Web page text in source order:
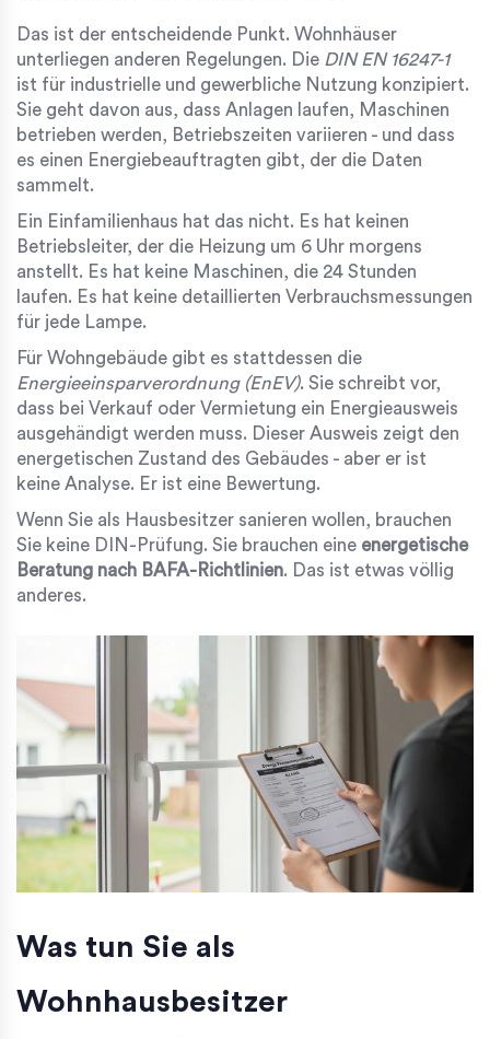
Das ist der entscheidende Punkt. Wohnhäuser
unterliegen anderen Regelungen. Die DIN EN 16247-1
ist für industrielle und gewerbliche Nutzung konzipiert.
Sie geht davon aus, dass Anlagen laufen, Maschinen
betrieben werden, Betriebszeiten variieren - und dass
es einen Energiebeauftragten gibt, der die Daten
sammelt.
Ein Einfamilienhaus hat das nicht. Es hat keinen
Betriebsleiter, der die Heizung um 6 Uhr morgens
anstellt. Es hat keine Maschinen, die 24 Stunden
laufen. Es hat keine detaillierten Verbrauchsmessungen
für jede Lampe.
Für Wohngebäude gibt es stattdessen die
Energieeinsparverordnung (EnEV). Sie schreibt vor,
dass bei Verkauf oder Vermietung ein Energieausweis
ausgehändigt werden muss. Dieser Ausweis zeigt den
energetischen Zustand des Gebäudes - aber er ist
keine Analyse. Er ist eine Bewertung.
Wenn Sie als Hausbesitzer sanieren wollen, brauchen
Sie keine DIN-Prüfung. Sie brauchen eine energetische
Beratung nach BAFA-Richtlinien. Das ist etwas völlig
anderes.
Was tun Sie als
Wohnhausbesitzer